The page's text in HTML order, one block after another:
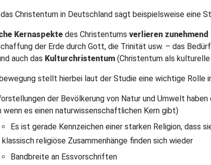
Christentum in Deutschland sagt beispielsweise eine
Kernaspekte des Christentums verlieren zunehmend
der Erde durch Gott, die Trinität usw. – das
auch das Kulturchristentum (Christentum als
stellt hierbei laut der Studie eine wichtige Rolle
der Bevölkerung von Natur und Umwelt
wenn es einen naturwissenschaftlichen Kern gibt)
Es ist gerade Kennzeichen einer starken Religion, dass
klassisch religiöse Zusammenhänge finden sich wieder
Bandbreite an Essvorschriften